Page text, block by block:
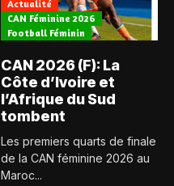
Actualité
CAN Féminine 2026
Football Féminin
CAN 2026 (F): La
Côte d’Ivoire et
l’Afrique du Sud
tombent
Les premiers quarts de finale
de la CAN féminine 2026 au
Maroc...